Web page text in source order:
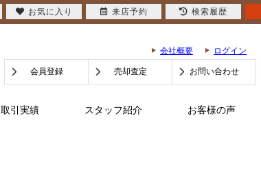
会社概要 ログイン
会員登録 売却査定 お問い合わせ
取引実績 スタッフ紹介 お客様の声
お気に入り 来店予約 検索履歴